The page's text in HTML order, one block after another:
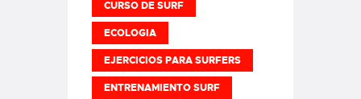
CURSO DE SURF
ECOLOGIA
EJERCICIOS PARA SURFERS
ENTRENAMIENTO SURF